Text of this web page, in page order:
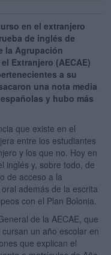
en el extranjero
de inglés de
la Agrupación
Extranjero (AECAE)
a su
una nota media
y hubo más
que existe en el
entre los estudiantes
y los que no. Hoy en
inglés y, sobre todo, de
de acceso a la
además de la escrita
con el Plan Bolonia.
de la AECAE, que
un año escolar en
que explican el